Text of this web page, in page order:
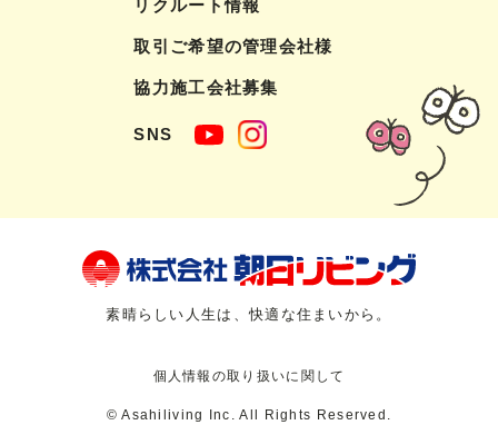
リクルート情報
取引ご希望の管理会社様
協力施工会社募集
SNS
素晴らしい人生は、快適な住まいから。
個人情報の取り扱いに関して
© Asahiliving Inc. All Rights Reserved.